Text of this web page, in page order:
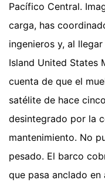
Pacífico Central.
carga, has
ingenieros y, al
Island United States
cuenta de que el
satélite de hace
desintegrado por la
mantenimiento. No
pesado. El barco
que pasa anclado